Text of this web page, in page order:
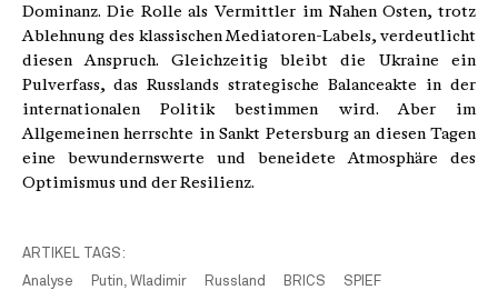
Dominanz. Die Rolle als Vermittler im Nahen Osten, trotz
Ablehnung des klassischen Mediatoren-Labels, verdeutlicht
diesen Anspruch. Gleichzeitig bleibt die Ukraine ein
Pulverfass, das Russlands strategische Balanceakte in der
internationalen Politik bestimmen wird. Aber im
Allgemeinen herrschte in Sankt Petersburg an diesen Tagen
eine bewundernswerte und beneidete Atmosphäre des
Optimismus und der Resilienz.
ARTIKEL TAGS:
Analyse
Putin, Wladimir Russland BRICS
SPIEF